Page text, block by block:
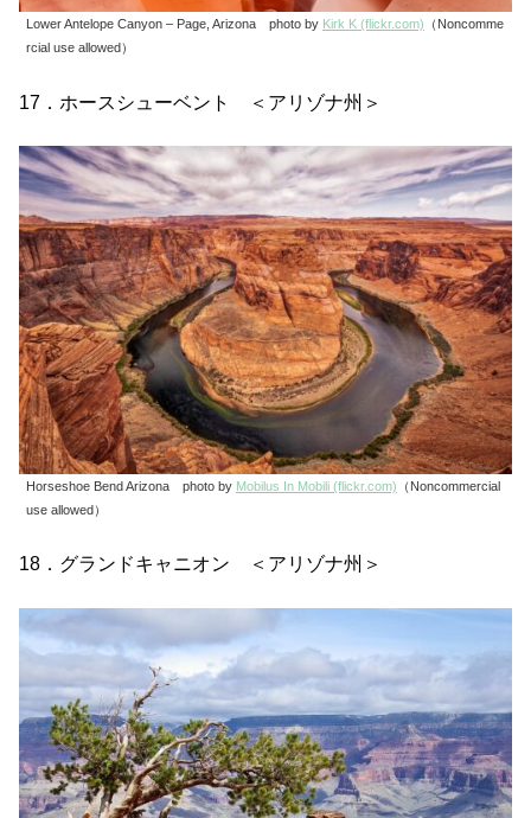
Lower Antelope Canyon – Page, Arizona photo by Kirk K (flickr.com) （Noncomme
rcial use allowed）
17．ホースシューベント ＜アリゾナ州＞
Horseshoe Bend Arizona photo by Mobilus In Mobili (flickr.com) （Noncommercial
use allowed）
18．グランドキャニオン ＜アリゾナ州＞